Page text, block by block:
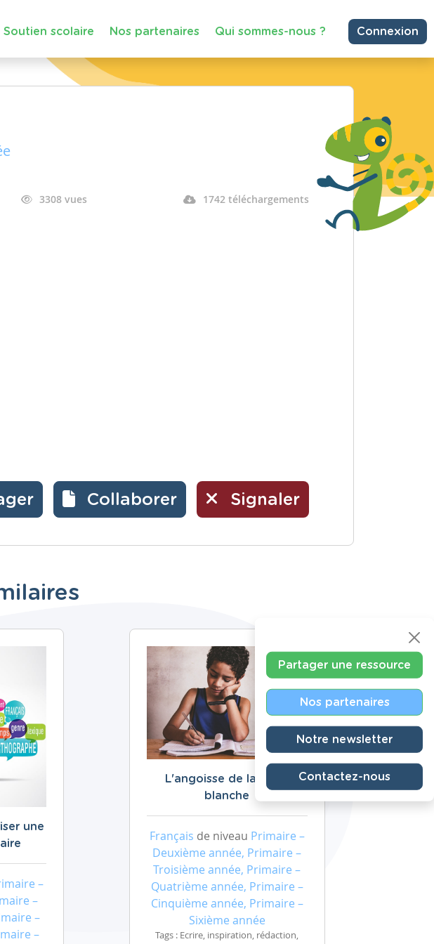
Soutien scolaire Nos partenaires Qui sommes-nous ? Connexion
3308 vues 1742 téléchargements
Collaborer Signaler
une
–
–
–
–
L'angoisse de la page
blanche
Français de niveau Primaire –
Deuxième année, Primaire –
Troisième année, Primaire –
Quatrième année, Primaire –
Cinquième année, Primaire –
Sixième année
Tags : Ecrire, inspiration, rédaction,
Partager une ressource
Nos partenaires
Notre newsletter
Contactez-nous